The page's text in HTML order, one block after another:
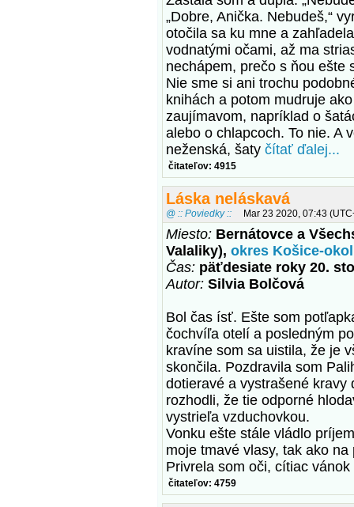
„Dobre, Anička. Nebudeš,“
otočila sa ku mne a
vodnatými očami, až ma
nechápem, prečo s ňou ešte
Nie sme si ani trochu
knihách a potom mudruje
zaujímavom, napríklad o
alebo o chlapcoch. To nie. A
neženská, šaty čítať ďalej...
čitateľov: 4915
Láska neláskavá
@ :: Poviedky :: Mar 23 2020, 07:43
Miesto: Bernátovce a
Valaliky), okres Košice-
Čas: päťdesiate roky 20.
Autor: Silvia Bolčová
Bol čas ísť. Ešte som
čochvíľa otelí a posledným
kravíne som sa uistila, že je
skončila. Pozdravila som
dotieravé a vystrašené kravy
rozhodli, že tie odporné
vystrieľa vzduchovkou.
Vonku ešte stále vládlo
moje tmavé vlasy, tak ako
Privrela som oči, cítiac
čitateľov: 4759